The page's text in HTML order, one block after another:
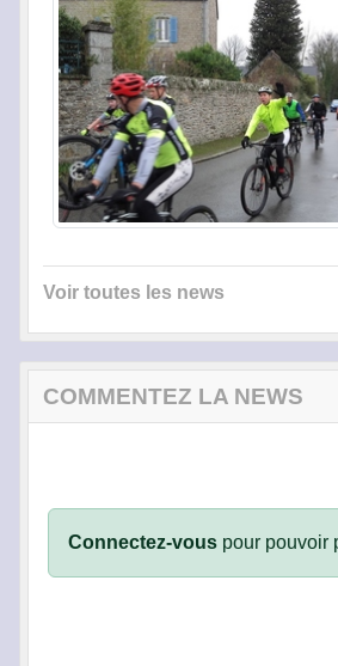
Voir toutes les news
COMMENTEZ LA NEWS
Connectez-vous pour pouvoir